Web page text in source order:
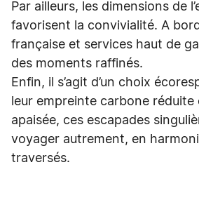
Par ailleurs, les dimensions de
favorisent la convivialité. A
française et services haut de
des moments raffinés.
Enfin, il s’agit d’un choix
leur empreinte carbone réduite
apaisée, ces escapades
voyager autrement, en
traversés.